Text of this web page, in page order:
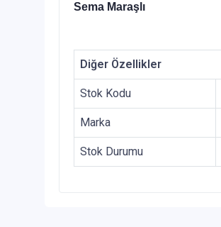
Sema Maraşlı
Diğer Özellikler
Stok Kodu
Marka
Stok Durumu